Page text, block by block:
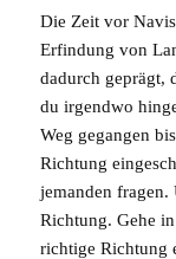
Die Zeit vor
Erfindung von
dadurch geprägt,
du irgendwo
Weg gegangen
Richtung
jemanden fragen.
Richtung. Gehe
richtige Richtung